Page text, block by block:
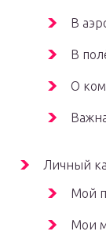
В
В
О
Личный
Мой
Мои